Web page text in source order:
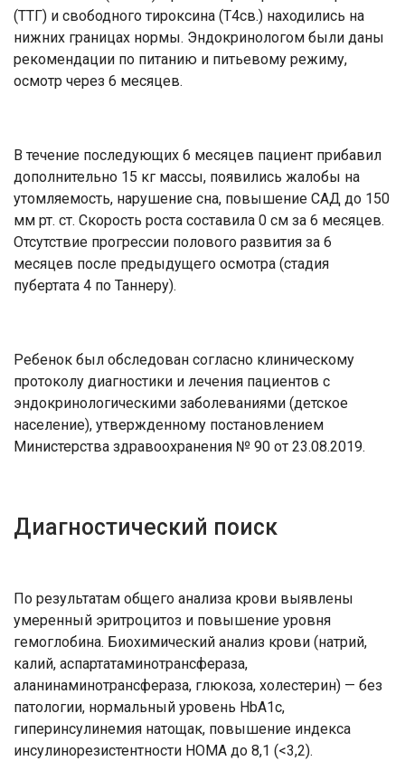
(ТТГ) и свободного тироксина (Т4св.) находились на
нижних границах нормы. Эндокринологом были даны
рекомендации по питанию и питьевому режиму,
осмотр через 6 месяцев.
В течение последующих 6 месяцев пациент прибавил
дополнительно 15 кг массы, появились жалобы на
утомляемость, нарушение сна, повышение САД до 150
мм рт. ст. Скорость роста составила 0 см за 6 месяцев.
Отсутствие прогрессии полового развития за 6
месяцев после предыдущего осмотра (стадия
пубертата 4 по Таннеру).
Ребенок был обследован согласно клиническому
протоколу диагностики и лечения пациентов с
эндокринологическими заболеваниями (детское
население), утвержденному постановлением
Министерства здравоохранения № 90 от 23.08.2019.
Диагностический поиск
По результатам общего анализа крови выявлены
умеренный эритроцитоз и повышение уровня
гемоглобина. Биохимический анализ крови (натрий,
калий, аспартатаминотрансфераза,
аланинаминотрансфераза, глюкоза, холестерин) — без
патологии, нормальный уровень НbА1с,
гиперинсулинемия натощак, повышение индекса
инсулинорезистентности НОМА до 8,1 (<3,2).